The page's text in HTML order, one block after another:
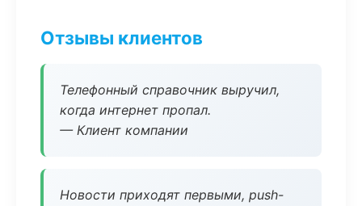
Отзывы клиентов
Телефонный справочник выручил,
когда интернет пропал.
— Клиент компании
Новости приходят первыми, push-